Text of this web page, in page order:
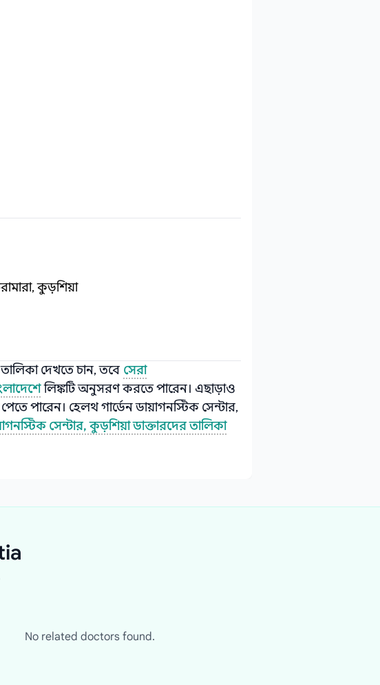
কুড়শিয়া
দেখতে চান, তবে সেরা
লিঙ্কটি অনুসরণ করতে পারেন। এছাড়াও
পারেন। হেলথ গার্ডেন ডায়াগনস্টিক সেন্টার,
সেন্টার, কুড়শিয়া ডাক্তারদের তালিকা
No related doctors found.